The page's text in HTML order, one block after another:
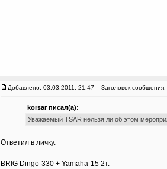
Добавлено: 03.03.2011, 21:47 Заголовок сообщения:
korsar писал(а):
Уважаемый TSAR нельзя ли об этом
Ответил в личку.
BRIG Dingo-330 + Yamaha-15 2т.